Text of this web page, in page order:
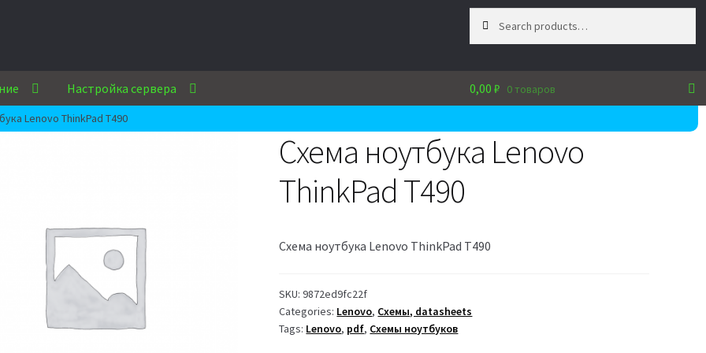
for:
Настройка сервера 0,00₽ 0 товаров
Lenovo ThinkPad T490
Схема ноутбука Lenovo
ThinkPad T490
Схема ноутбука Lenovo ThinkPad T490
SKU:9872ed9fc22f
Categories: Lenovo, Схемы, datasheets
Tags: Lenovo, pdf, Схемы ноутбуков